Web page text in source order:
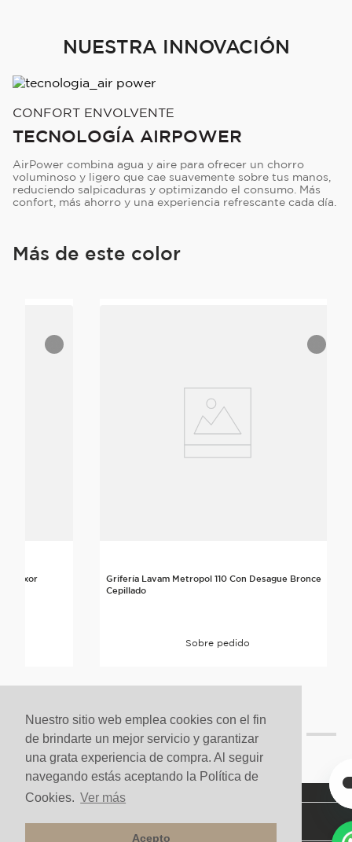
Nuestro sitio web emplea cookies con el fin
de brindarte un mejor servicio y garantizar
una grata experiencia de compra. Al seguir
navegando estás aceptando la Política de
Cookies. Ver más
Acepto
NUESTRA INNOVACIÓN
CONFORT ENVOLVENTE
TECNOLOGÍA AIRPOWER
AirPower combina agua y aire para ofrecer un chorro
voluminoso y ligero que cae suavemente sobre tus manos,
reduciendo salpicaduras y optimizando el consumo. Más
confort, más ahorro y una experiencia refrescante cada día.
Más de este color
Axor
Grifería Lavam Metropol 110 Con Desague Bronce
Cepillado
Sobre pedido